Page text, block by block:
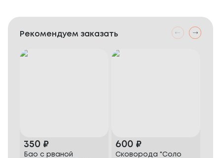
Рекомендуем заказать
350 ₽
Бао с рваной
600 ₽
Сковорода "Соло